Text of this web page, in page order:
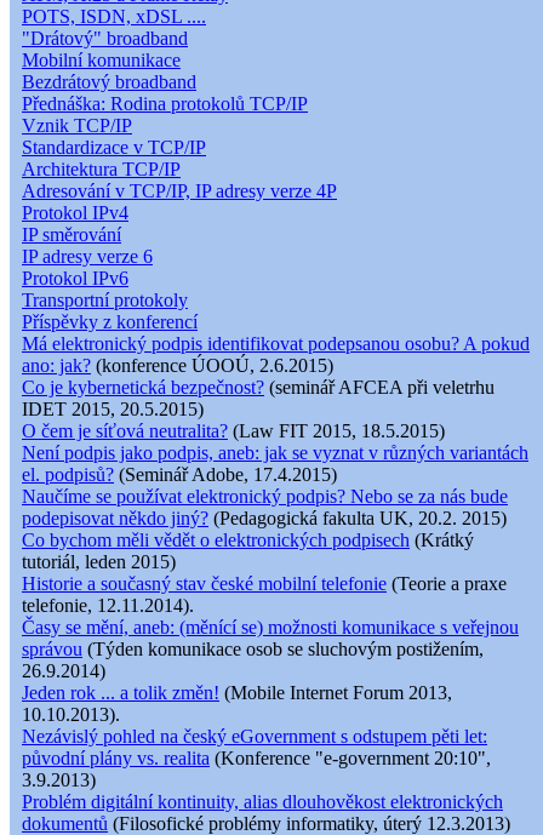
POTS, ISDN, xDSL ....
"Drátový" broadband
Mobilní komunikace
Bezdrátový broadband
Přednáška: Rodina protokolů TCP/IP
Vznik TCP/IP
Standardizace v TCP/IP
Architektura TCP/IP
Adresování v TCP/IP, IP adresy verze 4P
Protokol IPv4
IP směrování
IP adresy verze 6
Protokol IPv6
Transportní protokoly
Příspěvky z konferencí
Má elektronický podpis identifikovat podepsanou osobu? A pokud
ano: jak? (konference ÚOOÚ, 2.6.2015)
Co je kybernetická bezpečnost? (seminář AFCEA při veletrhu
IDET 2015, 20.5.2015)
O čem je síťová neutralita? (Law FIT 2015, 18.5.2015)
Není podpis jako podpis, aneb: jak se vyznat v různých variantách
el. podpisů? (Seminář Adobe, 17.4.2015)
Naučíme se používat elektronický podpis? Nebo se za nás bude
podepisovat někdo jiný? (Pedagogická fakulta UK, 20.2. 2015)
Co bychom měli vědět o elektronických podpisech (Krátký
tutoriál, leden 2015)
Historie a současný stav české mobilní telefonie (Teorie a praxe
telefonie, 12.11.2014).
Časy se mění, aneb: (měnící se) možnosti komunikace s veřejnou
správou (Týden komunikace osob se sluchovým postižením,
26.9.2014)
Jeden rok ... a tolik změn! (Mobile Internet Forum 2013,
10.10.2013).
Nezávislý pohled na český eGovernment s odstupem pěti let:
původní plány vs. realita (Konference "e-government 20:10",
3.9.2013)
Problém digitální kontinuity, alias dlouhověkost elektronických
dokumentů (Filosofické problémy informatiky, úterý 12.3.2013)